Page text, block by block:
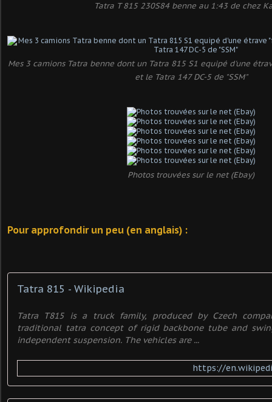
Tatra T 815 230S84 benne au 1:43 de chez
Mes 3 camions Tatra benne dont un Tatra 815 S1 equipé d'une
et le Tatra 147 DC-5 de "SSM"
Photos trouvées sur le net (Ebay)
Pour approfondir un peu (en anglais) :
Tatra 815 - Wikipedia
Tatra T815 is a truck family, produced by Czech
traditional tatra concept of rigid backbone tube and
independent suspension. The vehicles are ...
https://